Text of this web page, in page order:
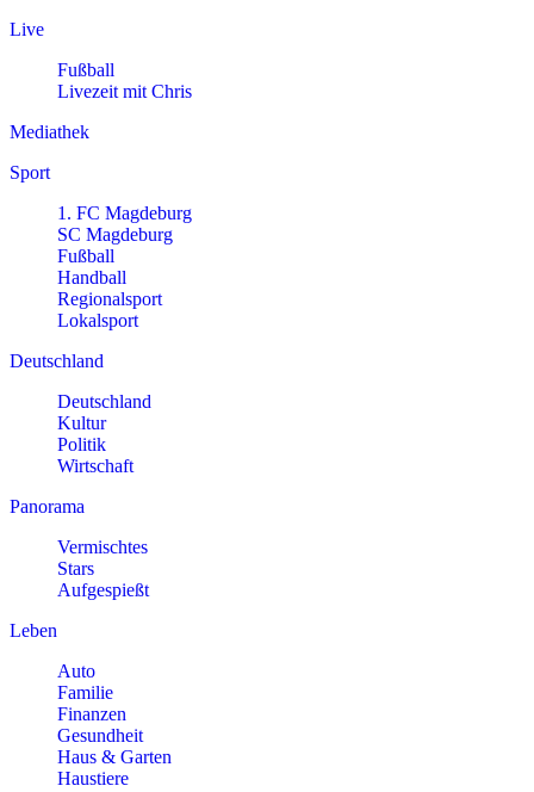
Live
Fußball
Livezeit mit Chris
Mediathek
Sport
1. FC Magdeburg
SC Magdeburg
Fußball
Handball
Regionalsport
Lokalsport
Deutschland
Deutschland
Kultur
Politik
Wirtschaft
Panorama
Vermischtes
Stars
Aufgespießt
Leben
Auto
Familie
Finanzen
Gesundheit
Haus & Garten
Haustiere